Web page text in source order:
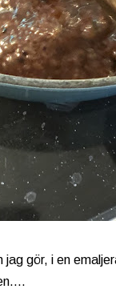
gör, i en